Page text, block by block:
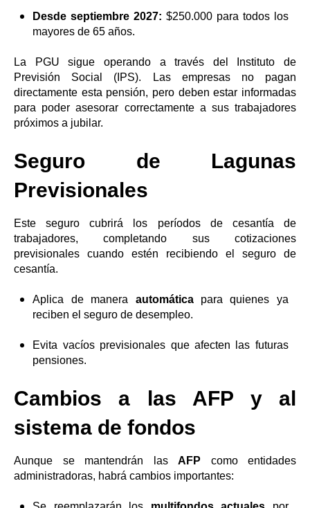
Desde septiembre 2027: $250.000 para todos los
mayores de 65 años.
La PGU sigue operando a través del Instituto de
Previsión Social (IPS). Las empresas no pagan
directamente esta pensión, pero deben estar informadas
para poder asesorar correctamente a sus trabajadores
próximos a jubilar.
Seguro de Lagunas
Previsionales
Este seguro cubrirá los períodos de cesantía de
trabajadores, completando sus cotizaciones
previsionales cuando estén recibiendo el seguro de
cesantía.
Aplica de manera automáticapara quienes ya
reciben el seguro de desempleo.
Evita vacíos previsionales que afecten las futuras
pensiones.
Cambios a las AFP y al
sistema de fondos
Aunque se mantendrán las AFP como entidades
administradoras, habrá cambios importantes: